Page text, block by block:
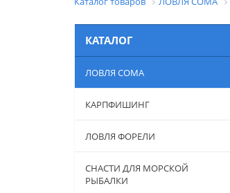
КАТАЛОГ
ЛОВЛЯ СОМА
КАРПФИШИНГ
ЛОВЛЯ ФОРЕЛИ
СНАСТИ ДЛЯ МОРСКОЙ
РЫБАЛКИ